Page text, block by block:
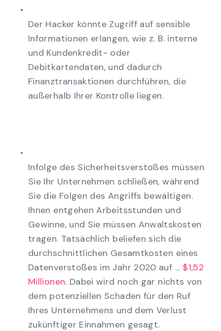
Der Hacker könnte Zugriff auf sensible
Informationen erlangen, wie z. B. interne
und Kundenkredit- oder
Debitkartendaten, und dadurch
Finanztransaktionen durchführen, die
außerhalb Ihrer Kontrolle liegen.
Infolge des Sicherheitsverstoßes müssen
Sie Ihr Unternehmen schließen, während
Sie die Folgen des Angriffs bewältigen.
Ihnen entgehen Arbeitsstunden und
Gewinne, und Sie müssen Anwaltskosten
tragen. Tatsächlich beliefen sich die
durchschnittlichen Gesamtkosten eines
Datenverstoßes im Jahr 2020 auf … $1,52
Millionen. Dabei wird noch gar nichts von
dem potenziellen Schaden für den Ruf
Ihres Unternehmens und dem Verlust
zukünftiger Einnahmen gesagt.